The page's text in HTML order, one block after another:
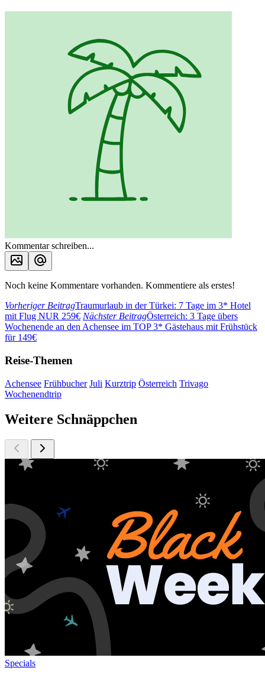
Kommentar schreiben...
Noch keine Kommentare vorhanden. Kommentiere als erstes!
Vorheriger BeitragTraumurlaub in der Türkei: 7 Tage im 3* Hotel
mit Flug NUR 259€ Nächster BeitragÖsterreich: 3 Tage übers
Wochenende an den Achensee im TOP 3* Gästehaus mit Frühstück
für 149€
Reise-Themen
Achensee Frühbucher Juli Kurztrip Österreich Trivago
Wochenendtrip
Weitere Schnäppchen
Specials